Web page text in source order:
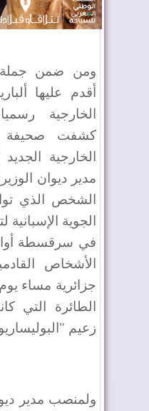
ومن ضمن
أقدم عليها
الخارجية
كشفت صحيفة
الخارجية
مدير ديوان
الشخص الذي
الجوية
في سرقسطة
الأشخاص
الطائرة التي
زعيم
ولمنصب مدير